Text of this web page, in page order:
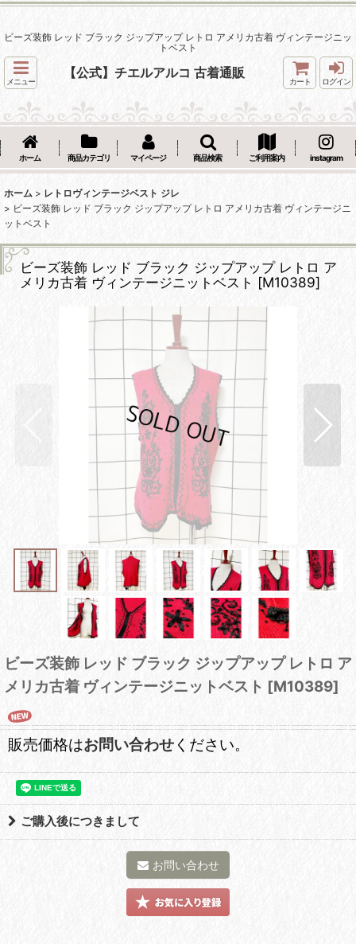
ビーズ装飾 レッド ブラック ジップアップ レトロ アメリカ古着 ヴィンテージニッ
トベスト
メニュー
【公式】チエルアルコ 古着通販
カート ログイン
ホーム 商品カテゴリ マイページ 商品検索 ご利用案内 instagram
ホーム > レトロヴィンテージベスト ジレ
> ビーズ装飾 レッド ブラック ジップアップ レトロ アメリカ古着 ヴィンテージニ
ットベスト
ビーズ装飾 レッド ブラック ジップアップ レトロ ア
メリカ古着 ヴィンテージニットベスト [M10389]
ビーズ装飾 レッド ブラック ジップアップ レトロ ア
メリカ古着 ヴィンテージニットベスト [M10389]
販売価格はお問い合わせ ください。
ご購入後につきまして
お問い合わせ